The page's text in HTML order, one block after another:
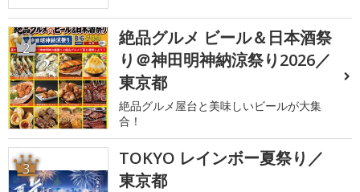
2
絶品グルメ ビール＆日本酒祭
り＠神田明神納涼祭り2026／
東京都
絶品グルメ屋台と美味しいビールが大集
合！
3
TOKYO レインボー夏祭り／
東京都